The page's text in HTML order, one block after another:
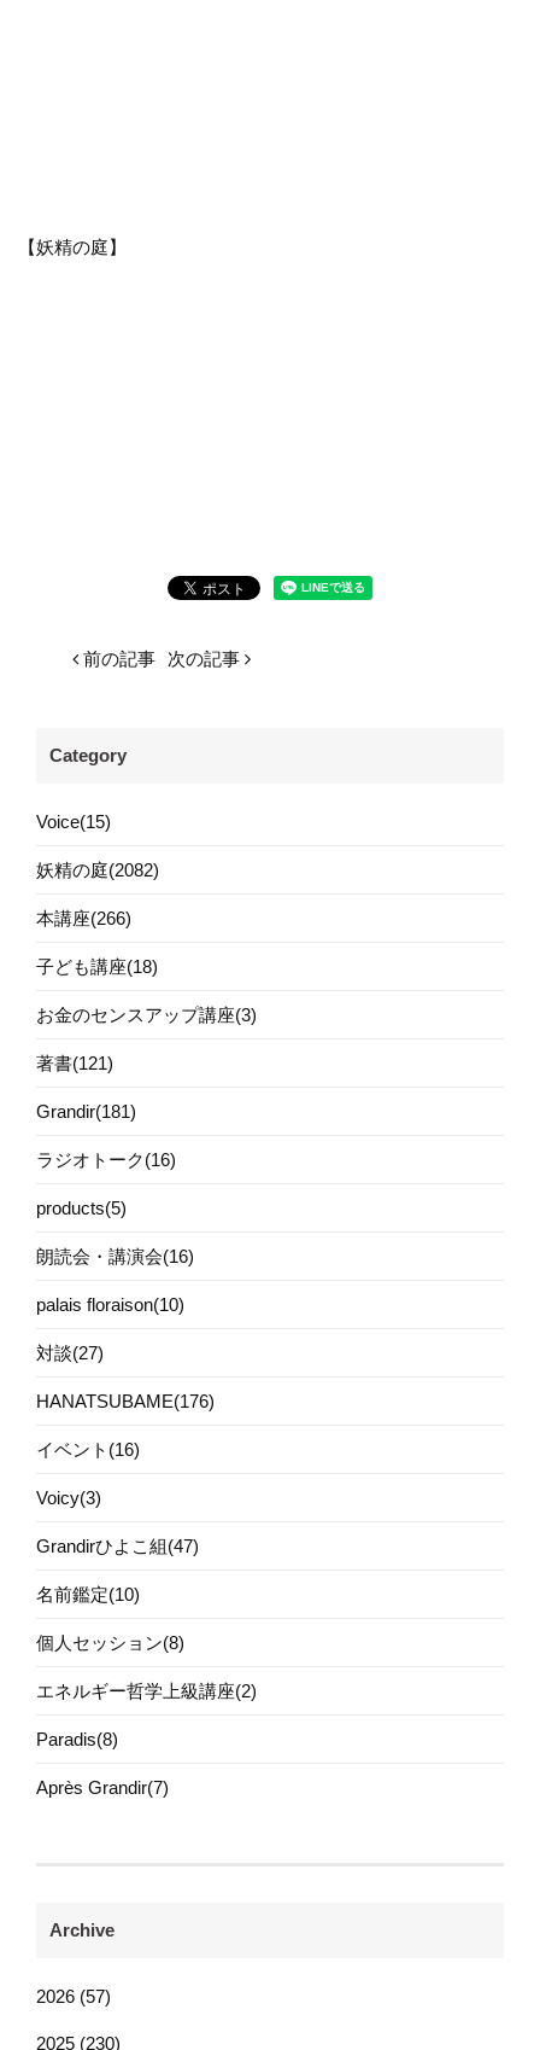
【妖精の庭】
前の記事 次の記事
Category
Voice(15)
妖精の庭(2082)
本講座(266)
子ども講座(18)
お金のセンスアップ講座(3)
著書(121)
Grandir(181)
ラジオトーク(16)
products(5)
朗読会・講演会(16)
palais floraison(10)
対談(27)
HANATSUBAME(176)
イベント(16)
Voicy(3)
Grandirひよこ組(47)
名前鑑定(10)
個人セッション(8)
エネルギー哲学上級講座(2)
Paradis(8)
Après Grandir(7)
Archive
2026 (57)
2025 (230)